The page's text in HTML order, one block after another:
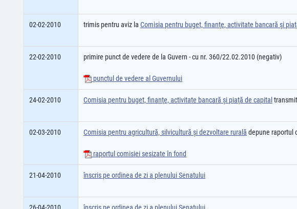
02-02-2010 trimis pentru aviz la Comisia pentru buget, finanţe, activitate bancară şi
22-02-2010 primire punct de vedere de la Guvern - cu nr. 360/22.02.2010 (negativ)
punctul de vedere al Guvernului
24-02-2010 Comisia pentru buget, finanţe, activitate bancară şi piaţă de capital
02-03-2010 Comisia pentru agricultură, silvicultură şi dezvoltare rurală depune raportul
raportul comisiei sesizate în fond
21-04-2010 înscris pe ordinea de zi a plenului Senatului